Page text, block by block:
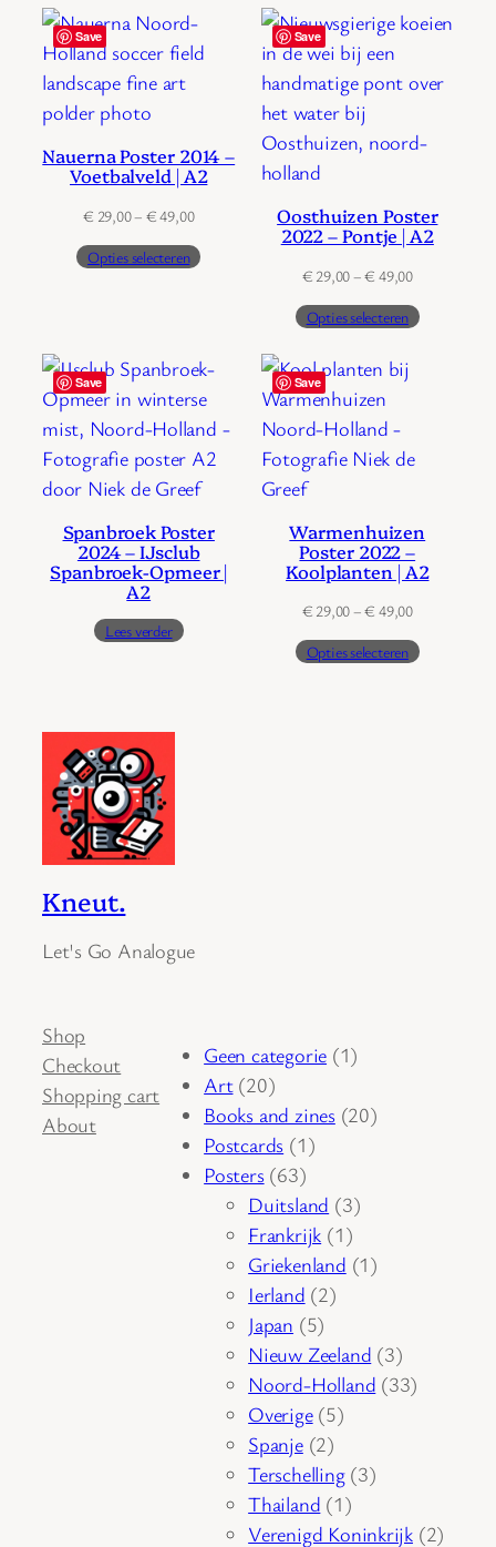
Save
Nauerna Poster 2014 –
Voetbalveld | A2
€ 29,00– €49,00Prijsklasse:
tot
Opties selecteren
Save
Oosthuizen Poster
2022 – Pontje | A2
€ 29,00–€ 49,00Prijsklasse:
tot
Opties selecteren
Save
Spanbroek Poster
2024 – IJsclub
Spanbroek-Opmeer |
A2
Lees verder
Save
Warmenhuizen
Poster 2022 –
Koolplanten | A2
€ 29,00–€ 49,00Prijsklasse:
tot
Opties selecteren
Kneut.
Let's Go Analogue
Shop
Checkout
Shopping cart
About
Geen categorie 11
Art 2020
producten
Books and zines 2020
Postcards 11
Posters 6363
producten
Duitsland 33
producten
Frankrijk 11
product
Griekenland 11
Ierland 22
Japan 55
producten
Nieuw Zeeland 33
producten
Noord-Holland 3333
Overige 55
Spanje 22
producten
Terschelling 33
Thailand 11
product
Verenigd Koninkrijk 22